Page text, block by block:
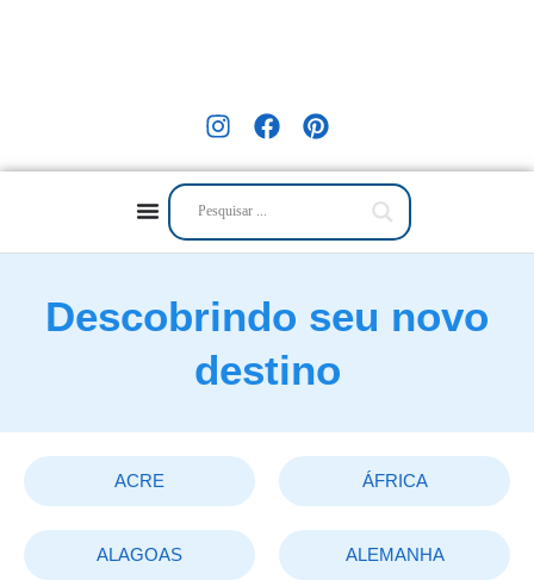
Descobrindo seu novo
destino
ACRE ÁFRICA
ALAGOAS ALEMANHA